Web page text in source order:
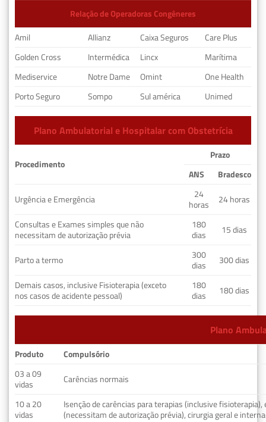
Relação de Operadoras Congêneres
Amil
Allianz Caixa Seguros
Care Plus
Golden Cross
Intermédica Lincx
Marítima
Mediservice
Notre Dame Omint
One Health
Porto Seguro
Sompo Sul américa Unimed
Plano Ambulatorial e Hospitalar com Obstetrícia
Procedimento
Prazo
ANS
Bradesco
Urgência e Emergência
24
horas
24 horas
Consultas e Exames simples que não
necessitam de autorização prévia
180
dias
15 dias
Parto a termo
300
dias
300 dias
Demais casos, inclusive Fisioterapia (exceto
nos casos de acidente pessoal)
180
dias
180 dias
Plano
Produto
Compulsório
03 a 09
vidas
Carências normais
10 a 20
vidas
Isenção de carências para terapias (inclusive fisioterapia),
(necessitam de autorização prévia), cirurgia geral e